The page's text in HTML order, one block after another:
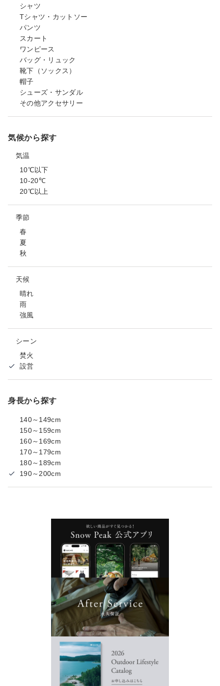
シャツ
Tシャツ・カットソー
パンツ
スカート
ワンピース
バッグ・リュック
靴下（ソックス）
帽子
シューズ・サンダル
その他アクセサリー
気候から探す
気温
10℃以下
10-20℃
20℃以上
季節
春
夏
秋
天候
晴れ
雨
強風
シーン
焚火
設営
身長から探す
140～149cm
150～159cm
160～169cm
170～179cm
180～189cm
190～200cm